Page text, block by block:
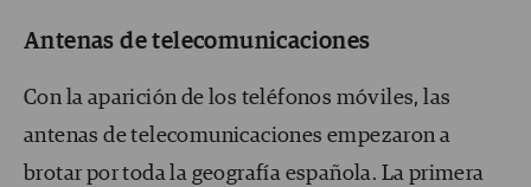
Antenas de telecomunicaciones
Con la aparición de los teléfonos móviles, las
antenas de telecomunicaciones empezaron a
brotar por toda la geografía española. La primera